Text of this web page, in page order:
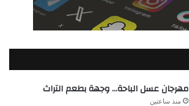
مهرجان عسل الباحة… وجهة بطعم التراث
منذ ساعتين